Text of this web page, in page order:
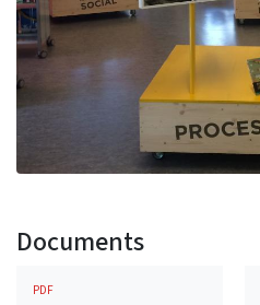
Documents
PDF